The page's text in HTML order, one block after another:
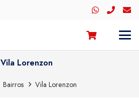
Vila Lorenzon
Bairros Vila Lorenzon